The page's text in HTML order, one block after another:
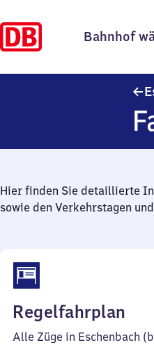
Bahnhof
Hier finden Sie detaillierte
sowie den Verkehrstagen
Regelfahrplan
39
Alle Züge in Eschenbach